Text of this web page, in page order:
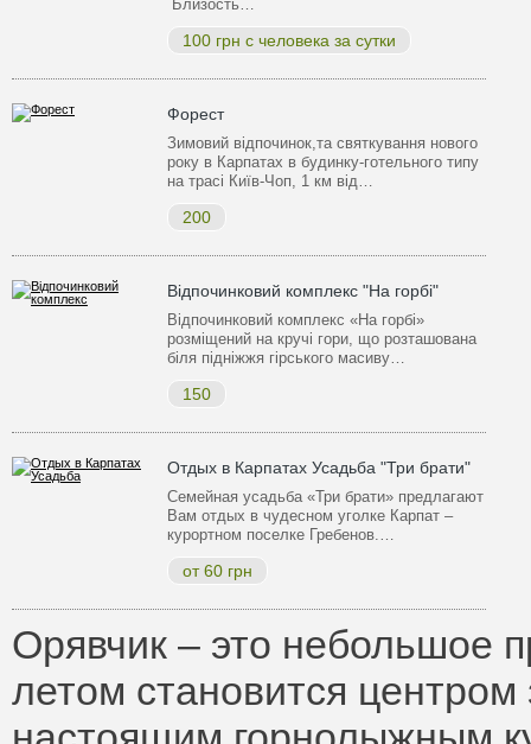
Близость…
100 грн с человека за сутки
Форест
Зимовий відпочинок,та святкування нового
року в Карпатах в будинку-готельного типу
на трасі Київ-Чоп, 1 км від…
200
Відпочинковий комплекс "На горбі"
Відпочинковий комплекс «На горбі»
розміщений на кручі гори, що розташована
біля підніжжя гірського масиву…
150
Отдых в Карпатах Усадьба "Три брати"
Семейная усадьба «Три брати» предлагают
Вам отдых в чудесном уголке Карпат –
курортном поселке Гребенов.…
от 60 грн
Орявчик – это небольшое
летом становится